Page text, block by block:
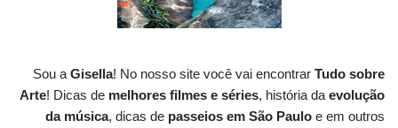
Sou a Gisella! No nosso site você vai encontrar Tudo sobre
Arte! Dicas de melhores filmes e séries, história da evolução
da música, dicas de passeios em São Paulo e em outros